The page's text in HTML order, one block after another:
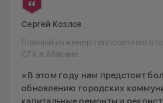
Сергей Козлов
Главный инженер теплосетевого
СГК в Абакане
«В этом году нам предстоит
обновлению городских